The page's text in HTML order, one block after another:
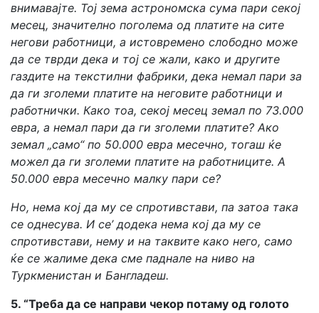
внимавајте. Тој зема астрономска сума пари секој
месец, значително поголема од платите на сите
негови работници, а истовремено слободно може
да се тврди дека и тој се жали, како и другите
газдите на текстилни фабрики, дека немал пари за
да ги зголеми платите на неговите работници и
работнички. Како тоа, секој месец земал по 73.000
евра, а немал пари да ги зголеми платите? Ако
земал „само“ по 50.000 евра месечно, тогаш ќе
можел да ги зголеми платите на работниците. А
50.000 евра месечно малку пари се?
Но, нема кој да му се спротивстави, па затоа така
се однесува. И се’ додека нема кој да му се
спротивстави, нему и на таквите како него, само
ќе се жалиме дека сме паднале на ниво на
Туркменистан и Бангладеш.
5. “Треба да се направи чекор потаму од голото